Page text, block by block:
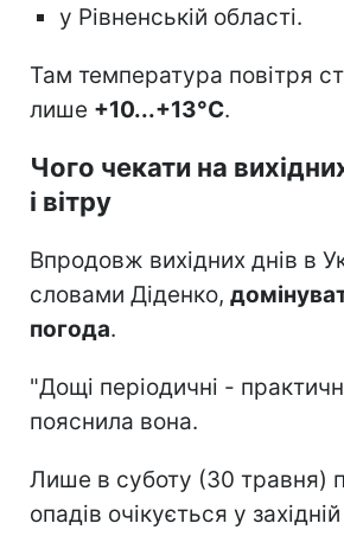
у Рівненській області.
Там температура повітря
лише +10...+13°С.
Чого чекати на
і вітру
Впродовж вихідних днів в
словами Діденко,
погода.
"Дощі періодичні -
пояснила вона.
Лише в суботу (30 травня)
опадів очікується у